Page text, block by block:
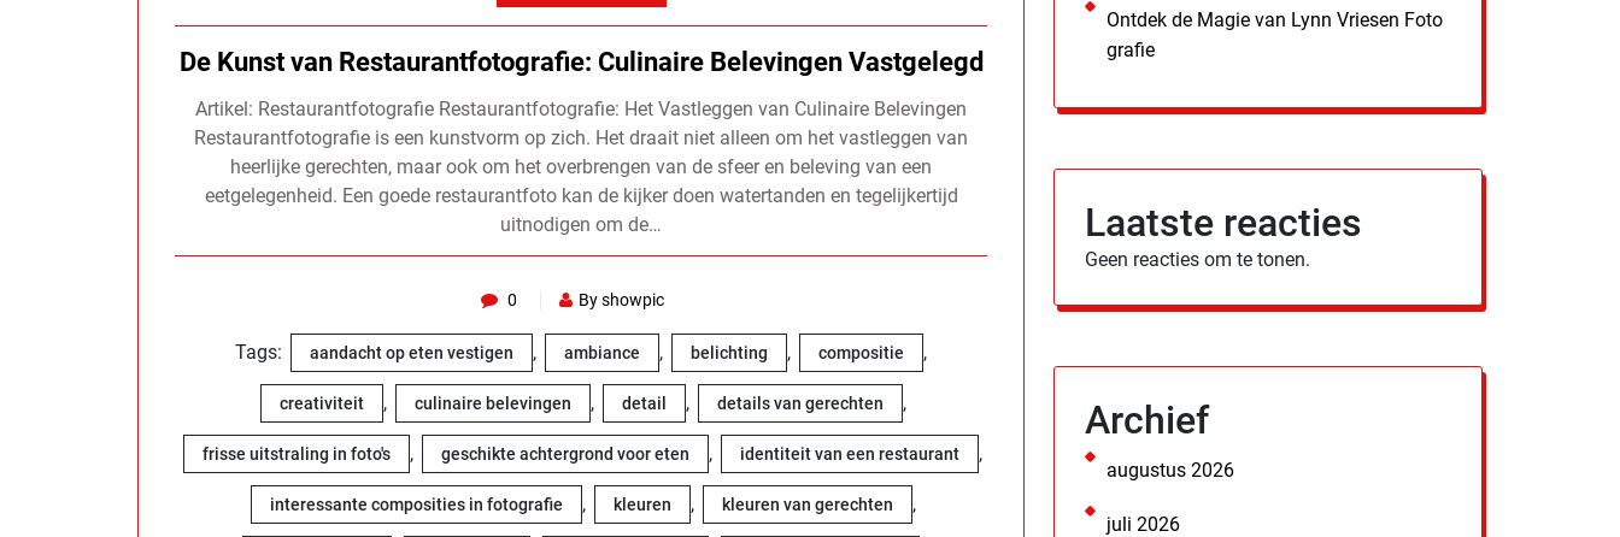
De Kunst van Restaurantfotografie: Culinaire Belevingen Vastgelegd
Artikel: Restaurantfotografie Restaurantfotografie: Het Vastleggen van Culinaire Belevingen
Restaurantfotografie is een kunstvorm op zich. Het draait niet alleen om het vastleggen van
heerlijke gerechten, maar ook om het overbrengen van de sfeer en beleving van een
eetgelegenheid. Een goede restaurantfoto kan de kijker doen watertanden en tegelijkertijd
uitnodigen om de…
0 By showpic
Tags: aandacht op eten vestigen , ambiance , belichting , compositie ,
creativiteit , culinaire belevingen , detail , details van gerechten ,
frisse uitstraling in foto's , geschikte achtergrond voor eten , identiteit van een restaurant ,
interessante composities in fotografie , kleuren , kleuren van gerechten ,
Ontdek de Magie van Lynn Vriesen Foto
grafie
Laatste reacties
Geen reacties om te tonen.
Archief
augustus 2026
juli 2026